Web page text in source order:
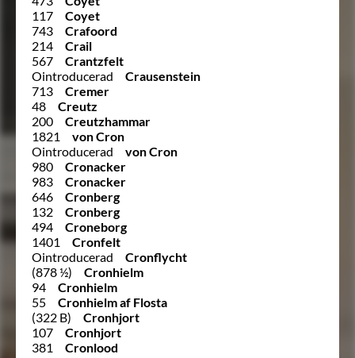
117
Coyet
743
Crafoord
214
Crail
567
Crantzfelt
Ointroducerad
Crausenstein
713
Cremer
48
Creutz
200
Creutzhammar
1821
von Cron
Ointroducerad
von Cron
980
Cronacker
983
Cronacker
646
Cronberg
132
Cronberg
494
Croneborg
1401
Cronfelt
Ointroducerad
Cronflycht
(878 ½)
Cronhielm
94
Cronhielm
55
Cronhielm af Flosta
(322 B)
Cronhjort
107
Cronhjort
381
Cronlood